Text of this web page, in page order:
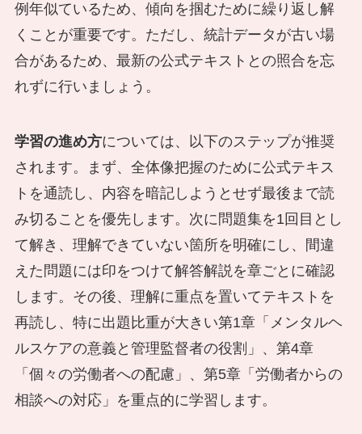
例年似ているため、傾向を掴むために繰り返し解
くことが重要です。ただし、統計データが古い場
合があるため、最新の公式テキストとの照合を忘
れずに行いましょう。
学習の進め方については、以下のステップが推奨
されます。まず、全体像把握のために公式テキス
トを通読し、内容を暗記しようとせず最後まで読
み切ることを優先します。次に問題集を1回目とし
て解き、理解できていない箇所を明確にし、間違
えた問題には印をつけて解答解説を章ごとに確認
します。その後、理解に重点を置いてテキストを
再読し、特に出題比重が大きい第1章「メンタルヘ
ルスケアの意義と管理監督者の役割」、第4章
「個々の労働者への配慮」、第5章「労働者からの
相談への対応」を重点的に学習します。